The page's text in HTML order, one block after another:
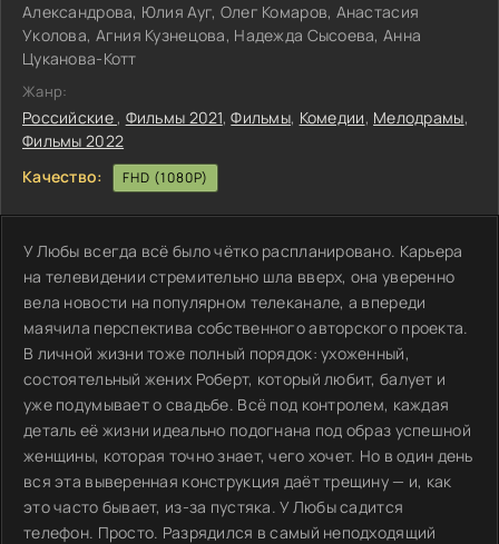
Александрова, Юлия Ауг, Олег Комаров, Анастасия
Уколова, Агния Кузнецова, Надежда Сысоева, Анна
Цуканова-Котт
Жанр:
Российские , Фильмы 2021,Фильмы, Комедии, Мелодрамы,
Фильмы 2022
Качество:
FHD (1080P)
У Любы всегда всё было чётко распланировано. Карьера
на телевидении стремительно шла вверх, она уверенно
вела новости на популярном телеканале, а впереди
маячила перспектива собственного авторского проекта.
В личной жизни тоже полный порядок: ухоженный,
состоятельный жених Роберт, который любит, балует и
уже подумывает о свадьбе. Всё под контролем, каждая
деталь её жизни идеально подогнана под образ успешной
женщины, которая точно знает, чего хочет. Но в один день
вся эта выверенная конструкция даёт трещину — и, как
это часто бывает, из-за пустяка. У Любы садится
телефон. Просто. Разрядился в самый неподходящий